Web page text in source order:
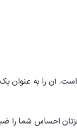
آن را به عنوان
احساس شما را